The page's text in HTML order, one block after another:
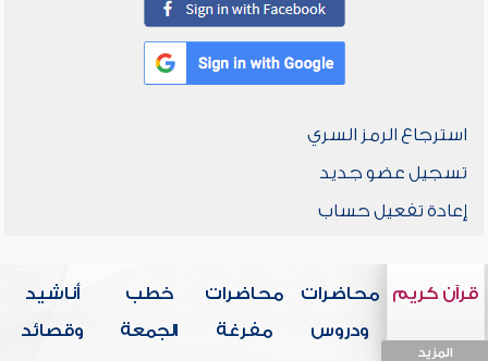
استرجاع الرمز السري
تسجيل عضو جديد
إعادة تفعيل حساب
قرآن كريم
المزيد
محاضرات
ودروس
محاضرات
مفرغة
خطب
الجمعة
أناشيد
وقصائد